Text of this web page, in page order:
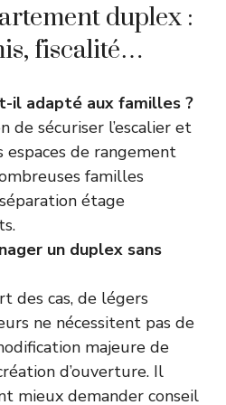
duplex :
fiscalité…
il adapté aux familles ?
de sécuriser l’escalier et
espaces de rangement
familles
étage
un duplex sans
des cas, de légers
ne nécessitent pas de
majeure de
d’ouverture. Il
mieux demander conseil